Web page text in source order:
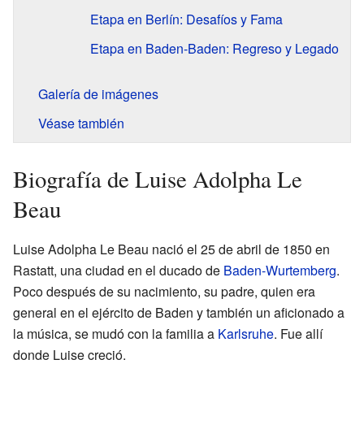
Etapa en Berlín: Desafíos y Fama
Etapa en Baden-Baden: Regreso y Legado
Galería de imágenes
Véase también
Biografía de Luise Adolpha Le
Beau
Luise Adolpha Le Beau nació el 25 de abril de 1850 en
Rastatt, una ciudad en el ducado de Baden-Wurtemberg.
Poco después de su nacimiento, su padre, quien era
general en el ejército de Baden y también un aficionado a
la música, se mudó con la familia a Karlsruhe. Fue allí
donde Luise creció.